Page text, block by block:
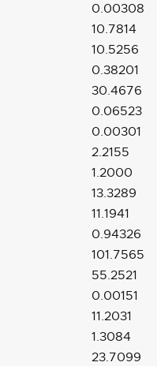
0.00308
10.7814
10.5256
0.38201
30.4676
0.06523
0.00301
2.2155
1.2000
13.3289
11.1941
0.94326
101.7565
55.2521
0.00151
11.2031
1.3084
23.7099